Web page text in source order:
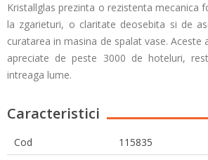
Kristallglas prezinta o rezistenta mecanica
la zgarieturi, o claritate deosebita si de
curatarea in masina de spalat vase.
apreciate de peste 3000 de hoteluri,
intreaga lume.
Caracteristici
Cod
115835